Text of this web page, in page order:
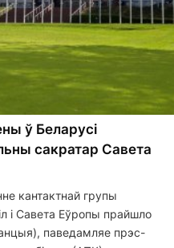
ў Беларусі
сакратар Савета
кантактнай групы
і Савета Еўропы прайшло
паведамляе прэс-